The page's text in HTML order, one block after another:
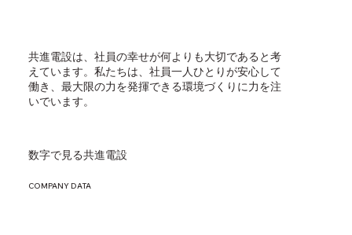
共進電設は、社員の幸せが何よりも大切であると考
えています。私たちは、社員一人ひとりが安心して
働き、最大限の力を発揮できる環境づくりに力を注
いでいます。
数字で見る共進電設
COMPANY DATA